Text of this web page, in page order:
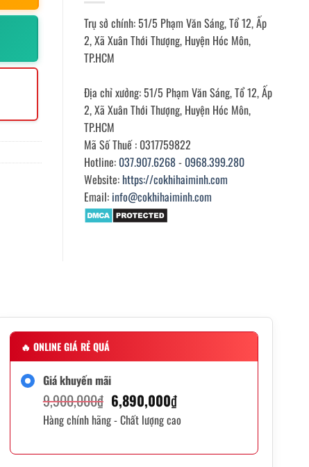
Trụ sở chính: 51/5 Phạm Văn Sáng, Tổ 12, Ấp
2, Xã Xuân Thới Thượng, Huyện Hóc Môn,
TP.HCM
Địa chỉ xưởng: 51/5 Phạm Văn Sáng, Tổ 12, Ấp
2, Xã Xuân Thới Thượng, Huyện Hóc Môn,
TP.HCM
Mã Số Thuế : 0317759822
Hotline: 037.907.6268- 0968.399.280
Website: https://cokhihaiminh.com
Email: info@cokhihaiminh.com
🔥 ONLINE GIÁ RẺ QUÁ
Giá khuyến mãi
9,900,000₫ Giá
gốc
6,890,000₫Giá
hiện
Hàng chính hãng - Chất lượng cao